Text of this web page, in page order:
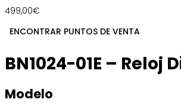
499,00€
ENCONTRAR PUNTOS DE VENTA
BN1024-01E –
Modelo